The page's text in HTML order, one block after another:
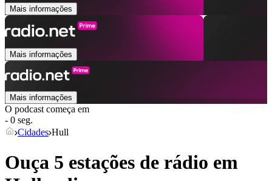
Mais informações
Mais informações
Mais informações
O podcast começa em
- 0 seg.
Cidades Hull
Ouça 5 estações de rádio em